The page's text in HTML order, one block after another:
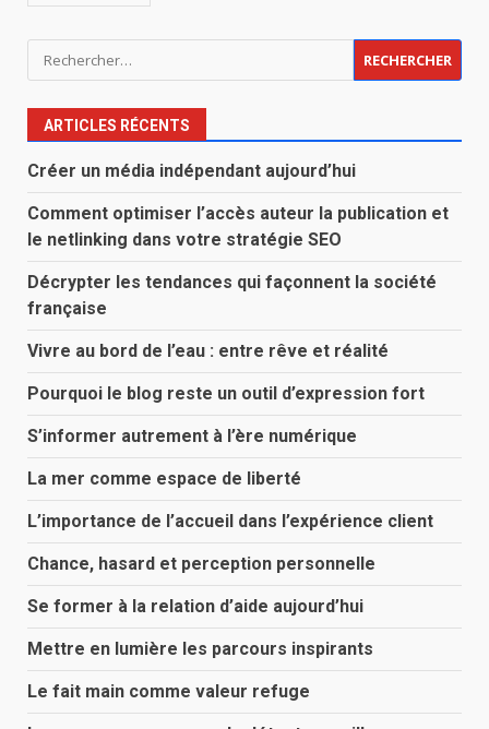
Rechercher :
ARTICLES RÉCENTS
Créer un média indépendant aujourd’hui
Comment optimiser l’accès auteur la publication et
le netlinking dans votre stratégie SEO
Décrypter les tendances qui façonnent la société
française
Vivre au bord de l’eau : entre rêve et réalité
Pourquoi le blog reste un outil d’expression fort
S’informer autrement à l’ère numérique
La mer comme espace de liberté
L’importance de l’accueil dans l’expérience client
Chance, hasard et perception personnelle
Se former à la relation d’aide aujourd’hui
Mettre en lumière les parcours inspirants
Le fait main comme valeur refuge